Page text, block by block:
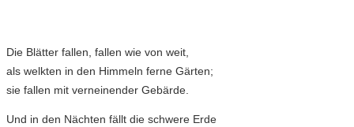
Die Blätter fallen, fallen wie von weit,
als welkten in den Himmeln ferne Gärten;
sie fallen mit verneinender Gebärde.
Und in den Nächten fällt die schwere Erde